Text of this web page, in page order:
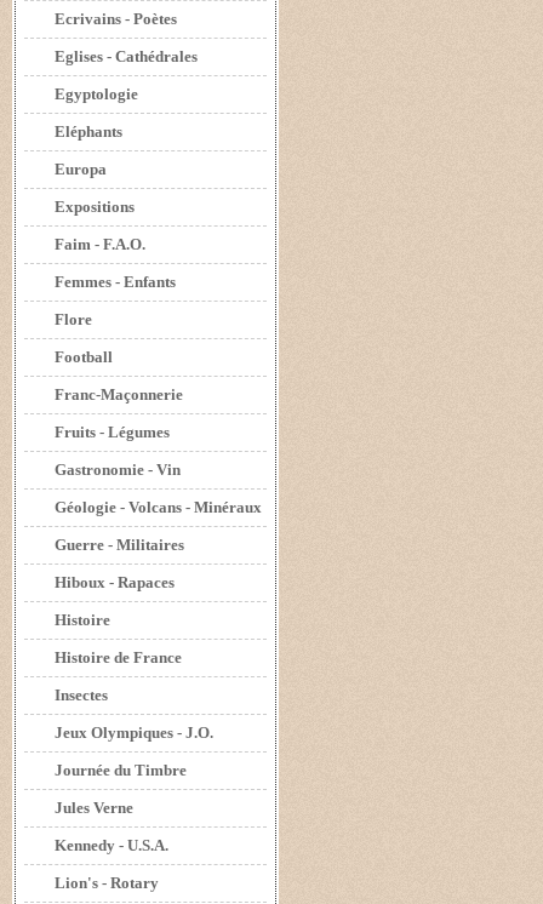
Ecrivains - Poètes
Eglises - Cathédrales
Egyptologie
Eléphants
Europa
Expositions
Faim - F.A.O.
Femmes - Enfants
Flore
Football
Franc-Maçonnerie
Fruits - Légumes
Gastronomie - Vin
Géologie - Volcans - Minéraux
Guerre - Militaires
Hiboux - Rapaces
Histoire
Histoire de France
Insectes
Jeux Olympiques - J.O.
Journée du Timbre
Jules Verne
Kennedy - U.S.A.
Lion's - Rotary